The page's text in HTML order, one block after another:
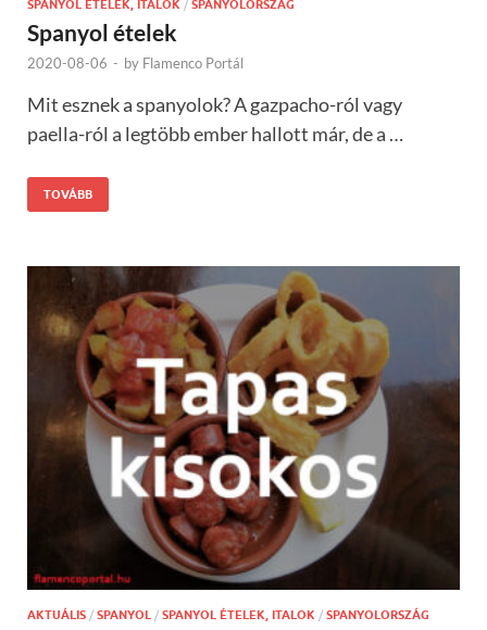
SPANYOL ÉTELEK, ITALOK / SPANYOLORSZÁG
Spanyol ételek
2020-08-06 - by Flamenco Portál
Mit esznek a spanyolok? A gazpacho-ról vagy
paella-ról a legtöbb ember hallott már, de a …
TOVÁBB
AKTUÁLIS / SPANYOL / SPANYOL ÉTELEK, ITALOK / SPANYOLORSZÁG